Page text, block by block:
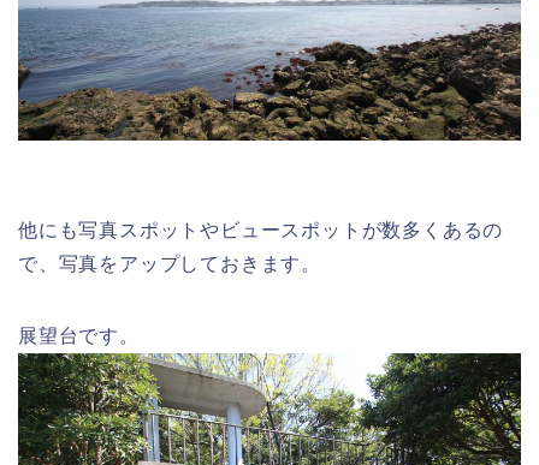
他にも写真スポットやビュースポットが数多くあるの
で、写真をアップしておきます。
展望台です。